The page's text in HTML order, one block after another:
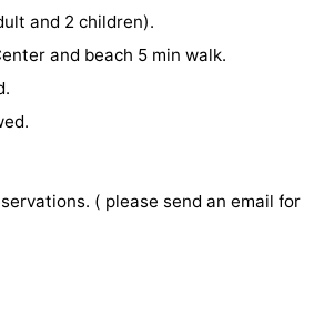
and 2 children).
and beach 5 min walk.
( please send an email for